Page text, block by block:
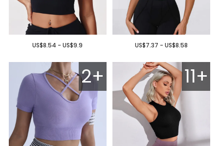
US$7.37 - US$8.58
US$8.54 - US$9.9
11+
2+